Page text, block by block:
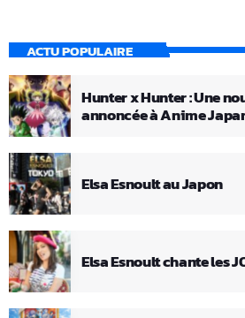
ACTU POPULAIRE
Hunter x Hunter : Une
annoncée à Anime
Elsa Esnoult au Japon
Elsa Esnoult chante les